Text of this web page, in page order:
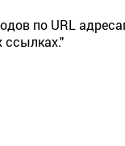
по URL
ссылках."